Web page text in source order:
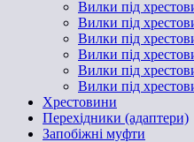
Вилки під
Вилки під
Вилки під
Вилки під
Вилки під
Вилки під
Хрестовини
Перехідники (адаптери)
Запобіжні муфти